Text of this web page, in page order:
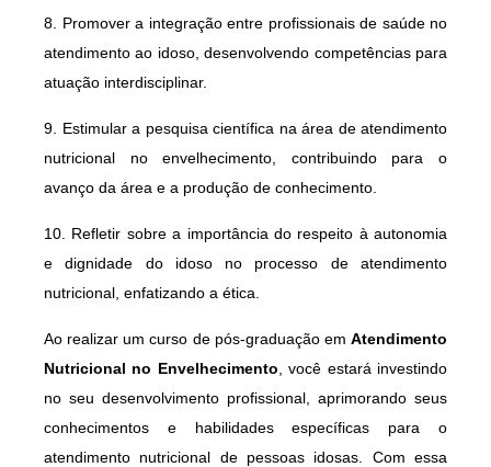
8. Promover a integração entre profissionais de saúde no
atendimento ao idoso, desenvolvendo competências para
atuação interdisciplinar.
9. Estimular a pesquisa científica na área de atendimento
nutricional no envelhecimento, contribuindo para o
avanço da área e a produção de conhecimento.
10. Refletir sobre a importância do respeito à autonomia
e dignidade do idoso no processo de atendimento
nutricional, enfatizando a ética.
Ao realizar um curso de pós-graduação em Atendimento
Nutricional no Envelhecimento , você estará investindo
no seu desenvolvimento profissional, aprimorando seus
conhecimentos e habilidades específicas para o
atendimento nutricional de pessoas idosas. Com essa